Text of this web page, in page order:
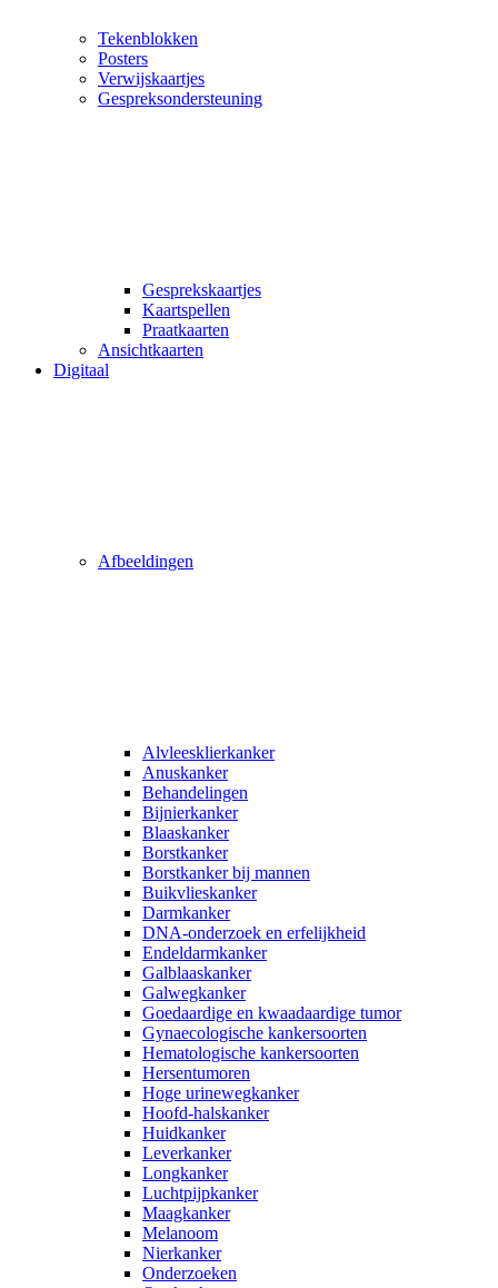
Tekenblokken
Posters
Verwijskaartjes
Gespreksondersteuning
Gesprekskaartjes
Kaartspellen
Praatkaarten
Ansichtkaarten
Digitaal
Afbeeldingen
Alvleesklierkanker
Anuskanker
Behandelingen
Bijnierkanker
Blaaskanker
Borstkanker
Borstkanker bij mannen
Buikvlieskanker
Darmkanker
DNA-onderzoek en erfelijkheid
Endeldarmkanker
Galblaaskanker
Galwegkanker
Goedaardige en kwaadaardige tumor
Gynaecologische kankersoorten
Hematologische kankersoorten
Hersentumoren
Hoge urinewegkanker
Hoofd-halskanker
Huidkanker
Leverkanker
Longkanker
Luchtpijpkanker
Maagkanker
Melanoom
Nierkanker
Onderzoeken